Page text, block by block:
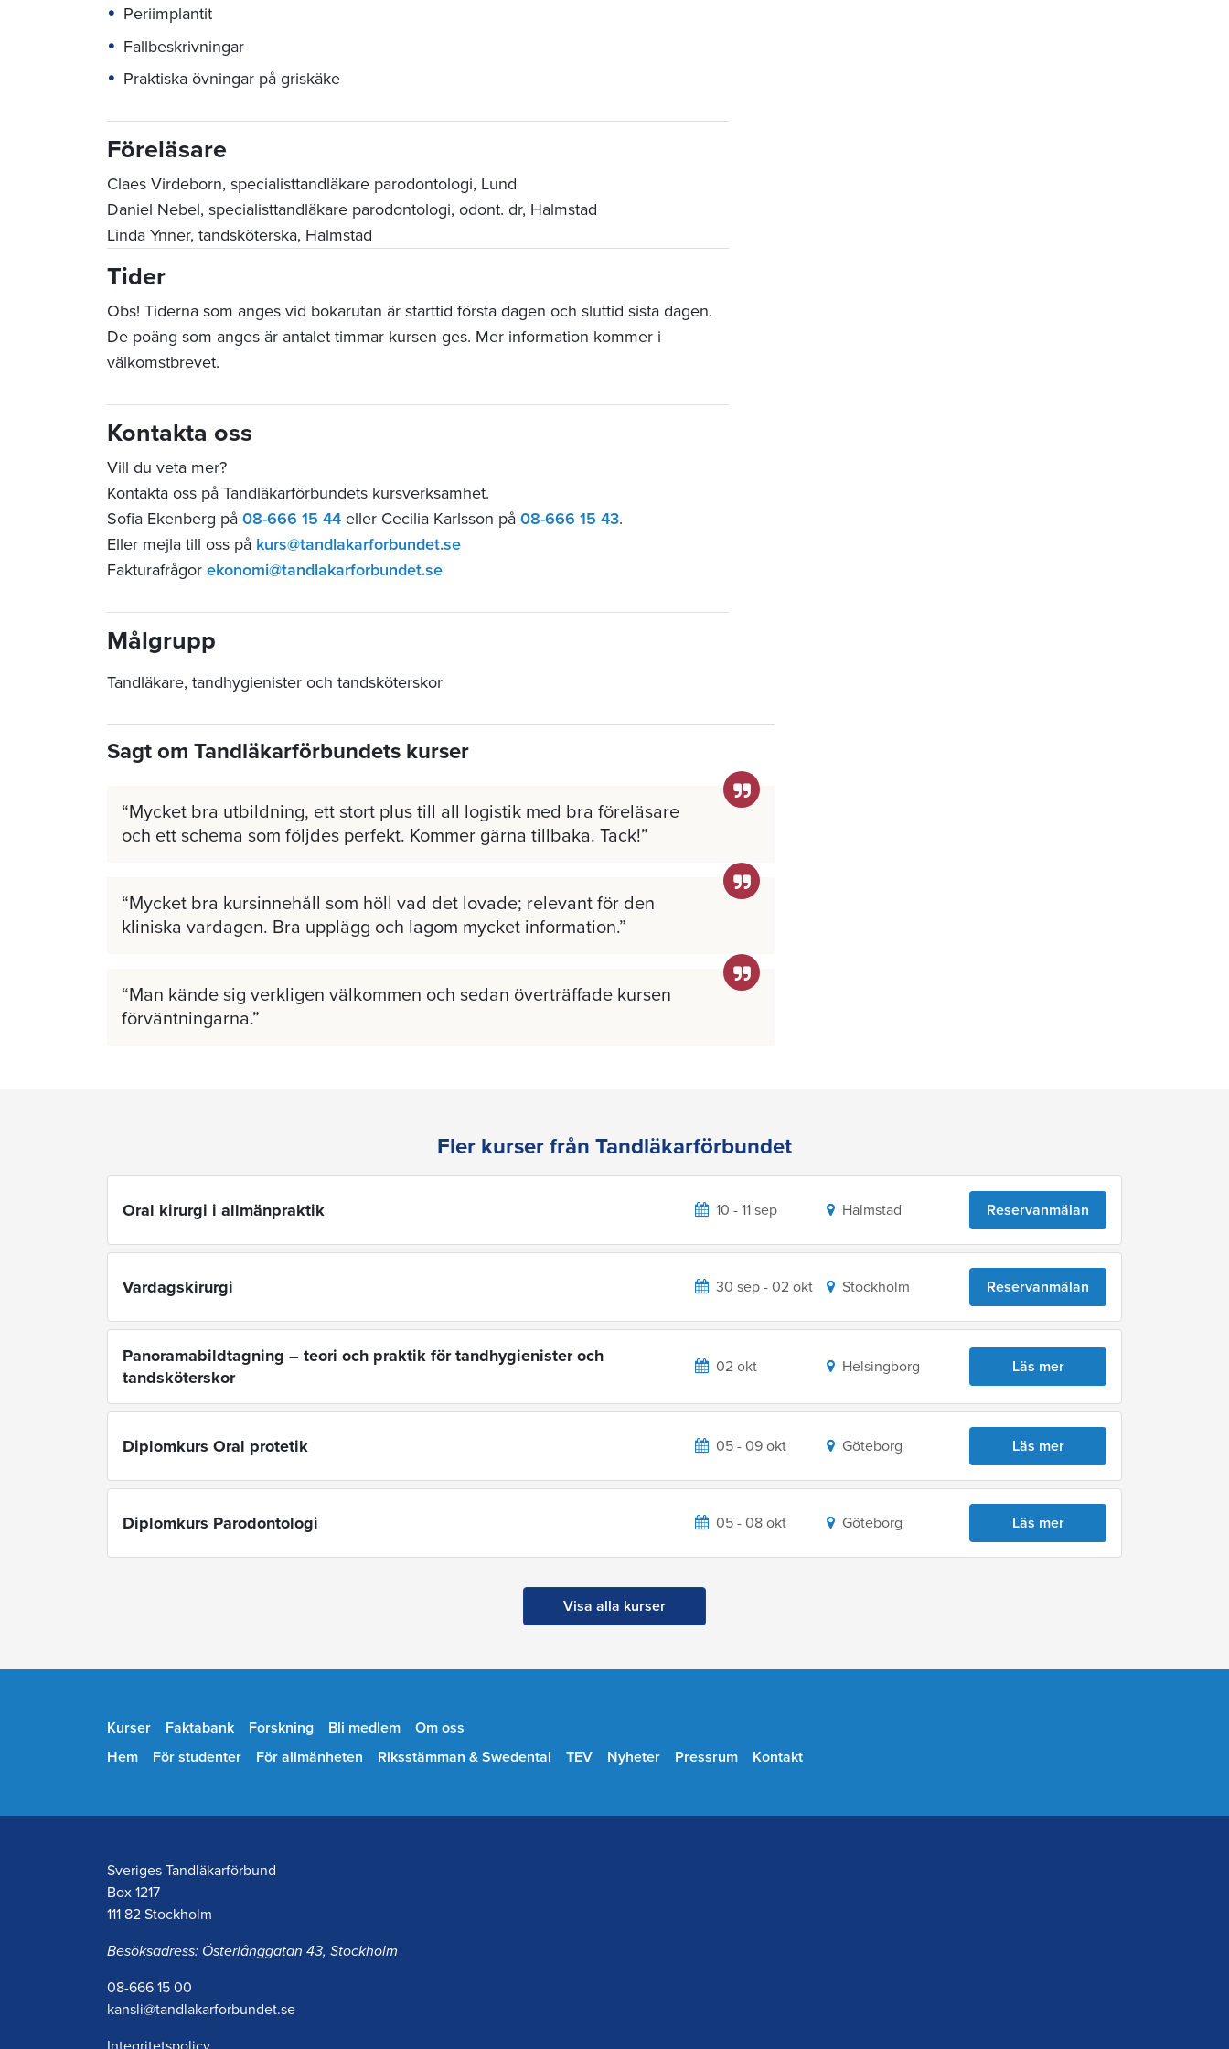
Periimplantit
Fallbeskrivningar
Praktiska övningar på griskäke
Föreläsare
Claes Virdeborn, specialisttandläkare parodontologi, Lund
Daniel Nebel, specialisttandläkare parodontologi, odont. dr, Halmstad
Linda Ynner, tandsköterska, Halmstad
Tider
Obs! Tiderna som anges vid bokarutan är starttid första dagen och sluttid sista dagen.
De poäng som anges är antalet timmar kursen ges. Mer information kommer i
välkomstbrevet.
Kontakta oss
Vill du veta mer?
Kontakta oss på Tandläkarförbundets kursverksamhet.
Sofia Ekenberg på 08-666 15 44 eller Cecilia Karlsson på 08-666 15 43.
Eller mejla till oss på kurs@tandlakarforbundet.se
Fakturafrågor ekonomi@tandlakarforbundet.se
Målgrupp
Tandläkare, tandhygienister och tandsköterskor
Sagt om Tandläkarförbundets kurser
Mycket bra utbildning, ett stort plus till all logistik med bra föreläsare
och ett schema som följdes perfekt. Kommer gärna tillbaka. Tack!
Mycket bra kursinnehåll som höll vad det lovade; relevant för den
kliniska vardagen. Bra upplägg och lagom mycket information.
Man kände sig verkligen välkommen och sedan överträffade kursen
förväntningarna.
Fler kurser från Tandläkarförbundet
Oral kirurgi i allmänpraktik 10 - 11 sep Halmstad Reservanmälan
Vardagskirurgi 30 sep - 02 okt Stockholm Reservanmälan
Panoramabildtagning – teori och praktik för tandhygienister och
tandsköterskor
02 okt Helsingborg Läs mer
Diplomkurs Oral protetik 05 - 09 okt Göteborg Läs mer
Diplomkurs Parodontologi 05 - 08 okt Göteborg Läs mer
Visa alla kurser
Kurser Faktabank Forskning Bli medlem
Om oss
Hem
För studenter För allmänheten Riksstämman & Swedental TEV Nyheter Pressrum Kontakt
Sveriges Tandläkarförbund
Box 1217
111 82 Stockholm
Besöksadress: Österlånggatan 43, Stockholm
08-666 15 00
kansli@tandlakarforbundet.se